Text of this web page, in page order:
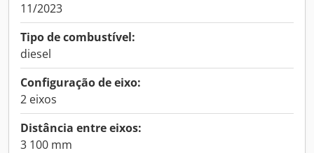
11/2023
Tipo de combustível:
diesel
Configuração de eixo:
2 eixos
Distância entre eixos:
3 100 mm